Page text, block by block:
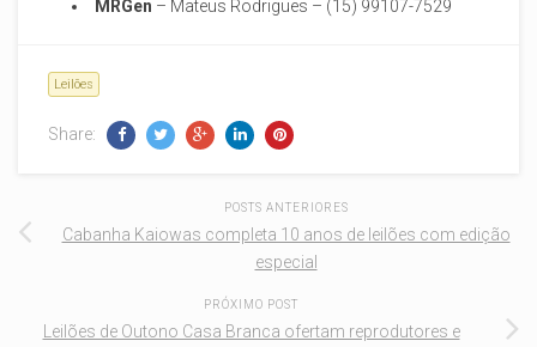
MRGen – Mateus Rodrigues – (15) 99107-7529
Leilões
Share:
POSTS ANTERIORES
Cabanha Kaiowas completa 10 anos de leilões com edição
especial
PRÓXIMO POST
Leilões de Outono Casa Branca ofertam reprodutores e